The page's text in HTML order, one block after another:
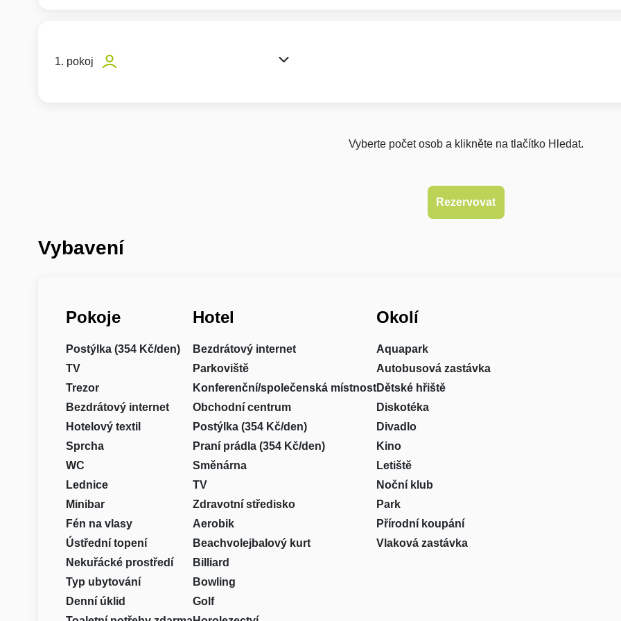
1. pokoj
Vyberte počet osob a klikněte na tlačítko Hledat.
Vybavení
Pokoje
Postýlka (354 Kč/den)
TV
Trezor
Bezdrátový internet
Hotelový textil
Sprcha
WC
Lednice
Minibar
Fén na vlasy
Ústřední topení
Nekuřácké prostředí
Typ ubytování
Denní úklid
Hotel
Bezdrátový internet
Parkoviště
Konferenční/společenská místnost
Obchodní centrum
Postýlka (354 Kč/den)
Praní prádla (354 Kč/den)
Směnárna
TV
Zdravotní středisko
Aerobik
Beachvolejbalový kurt
Billiard
Bowling
Golf
Okolí
Aquapark
Autobusová zastávka
Dětské hřiště
Diskotéka
Divadlo
Kino
Letiště
Noční klub
Park
Přírodní koupání
Vlaková zastávka